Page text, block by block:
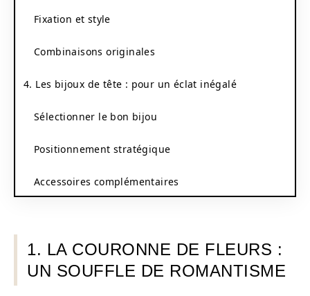
Fixation et style
Combinaisons originales
4. Les bijoux de tête : pour un éclat inégalé
Sélectionner le bon bijou
Positionnement stratégique
Accessoires complémentaires
1. LA COURONNE DE FLEURS :
UN SOUFFLE DE ROMANTISME